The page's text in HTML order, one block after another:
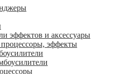
эффектов и аксессуары
эффекты